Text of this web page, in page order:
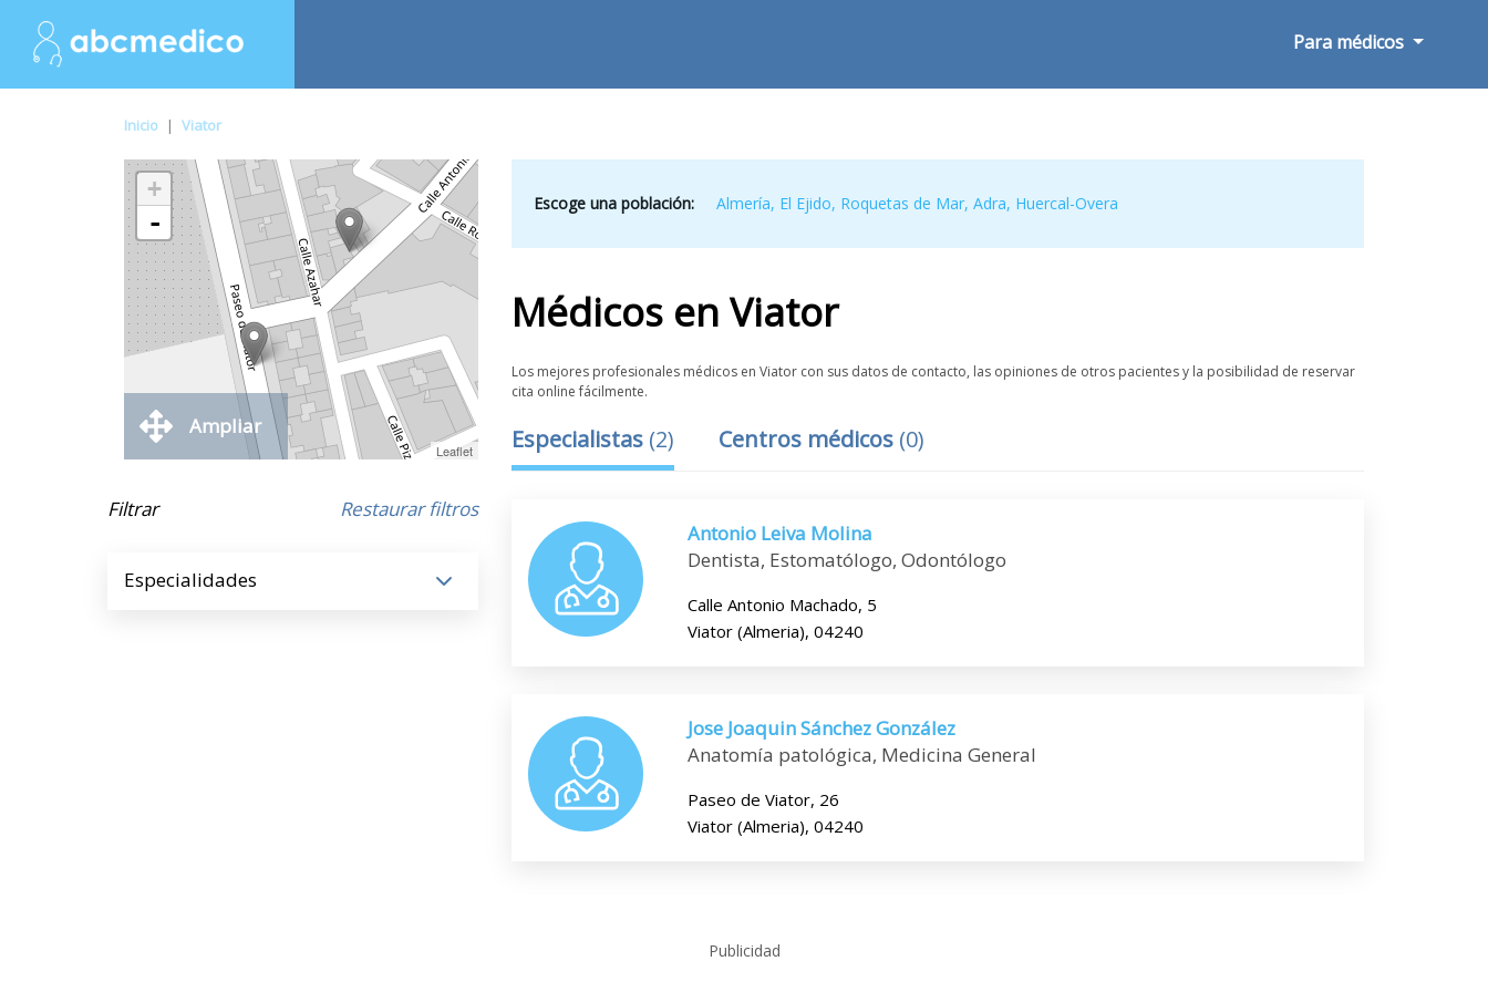
Para médicos
Inicio | Viator
+
-
Leaflet
Ampliar
Filtrar Restaurar filtros
Especialidades
Escoge una población: Almería, El Ejido, Roquetas de Mar,Adra, Huercal-Overa
Médicos enViator
Los mejores profesionales médicos en Viator con sus datos de contacto, las opiniones de otros pacientes y la posibilidad de reservar
cita online fácilmente.
Especialistas (2) Centros médicos (0)
Antonio Leiva Molina
Dentista, Estomatólogo, Odontólogo
Calle Antonio Machado, 5
Viator (Almeria), 04240
Jose Joaquin Sánchez González
Anatomía patológica, Medicina General
Paseo de Viator, 26
Viator (Almeria), 04240
Publicidad